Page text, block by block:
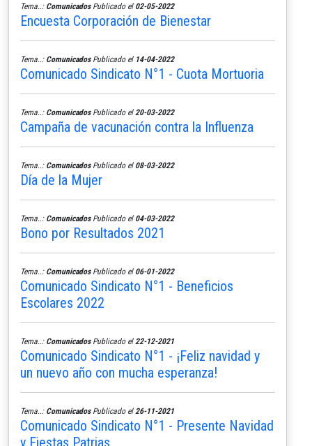
Tema..: ComunicadosPublicado el 02-05-2022
Encuesta Corporación de Bienestar
Tema..: ComunicadosPublicado el 14-04-2022
Comunicado Sindicato N°1 - Cuota Mortuoria
Tema..: ComunicadosPublicado el 20-03-2022
Campaña de vacunación contra la Influenza
Tema..: ComunicadosPublicado el 08-03-2022
Día de la Mujer
Tema..: ComunicadosPublicado el 04-03-2022
Bono por Resultados 2021
Tema..: ComunicadosPublicado el 06-01-2022
Comunicado Sindicato N°1 - Beneficios
Escolares 2022
Tema..: ComunicadosPublicado el 22-12-2021
Comunicado Sindicato N°1 - ¡Feliz navidad y
un nuevo año con mucha esperanza!
Tema..: ComunicadosPublicado el 26-11-2021
Comunicado Sindicato N°1 - Presente Navidad
y Fiestas Patrias